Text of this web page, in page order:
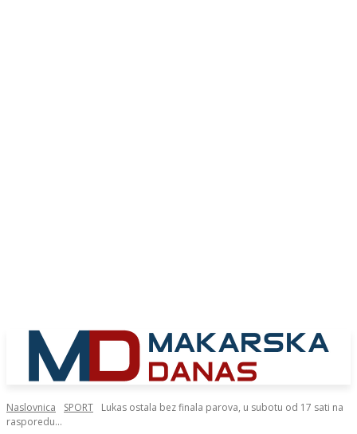
Naslovnica SPORT
Lukas ostala bez finala parova, u subotu od 17 sati na
rasporedu...